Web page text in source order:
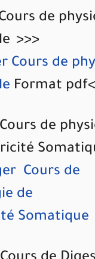
de
>>>
Cours de
Format
de
Cours de
de
Somatique